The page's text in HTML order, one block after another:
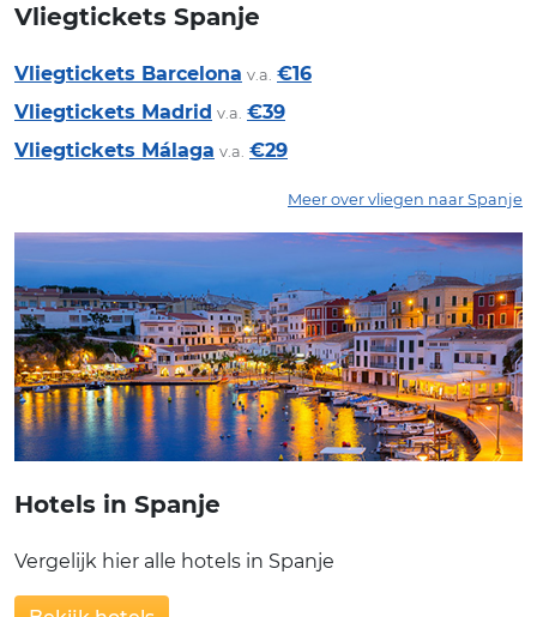
Vliegtickets Spanje
Vliegtickets Barcelona v.a. €16
Vliegtickets Madrid v.a. €39
Vliegtickets Málaga v.a. €29
Meer over vliegen naar Spanje
Hotels in Spanje
Vergelijk hier alle hotels in Spanje